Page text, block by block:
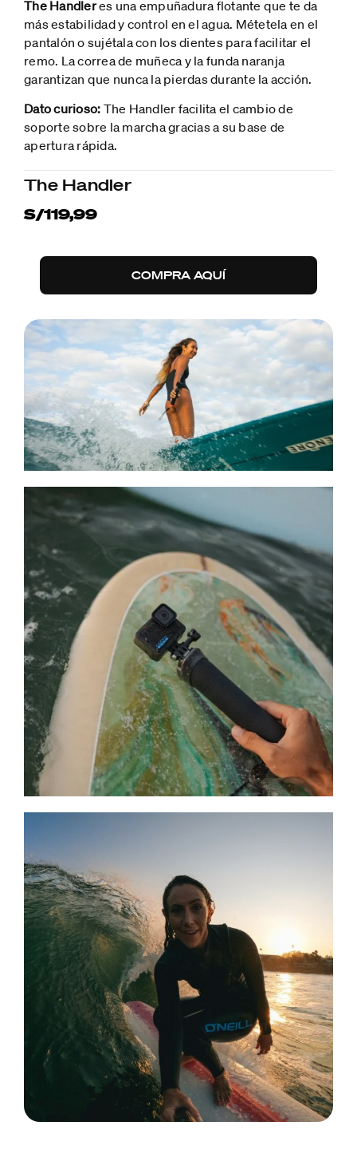
The Handleres una empuñadura flotante que te da
más estabilidad y control en el agua. Métetela en el
pantalón o sujétala con los dientes para facilitar el
remo. La correa de muñeca y la funda naranja
garantizan que nunca la pierdas durante la acción.
Dato curioso: The Handler facilita el cambio de
soporte sobre la marcha gracias a su base de
apertura rápida.
The Handler
S/119,99
COMPRA AQUÍ